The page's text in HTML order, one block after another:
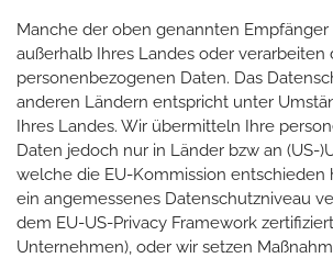
Manche der oben genannten
außerhalb Ihres Landes oder verarbeiten
personenbezogenen Daten. Das
anderen Ländern entspricht unter
Ihres Landes. Wir übermitteln Ihre
Daten jedoch nur in Länder bzw an (US-
welche die EU-Kommission entschieden
ein angemessenes Datenschutzniveau
dem EU-US-Privacy Framework
Unternehmen), oder wir setzen